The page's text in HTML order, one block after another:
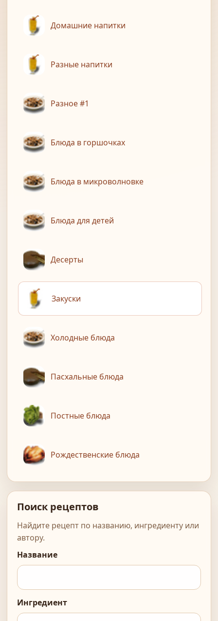
Домашние напитки
Разные напитки
Разное #1
Блюда в горшочках
Блюда в микроволновке
Блюда для детей
Десерты
Закуски
Холодные блюда
Пасхальные блюда
Постные блюда
Рождественские блюда
Поиск рецептов
Найдите рецепт по названию, ингредиенту или
автору.
Название
Ингредиент